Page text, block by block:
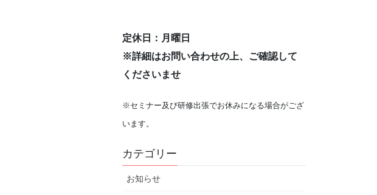
定休日：月曜日
※詳細はお問い合わせの上、ご確認して
くださいませ
※セミナー及び研修出張でお休みになる場合がござ
います。
カテゴリー
お知らせ